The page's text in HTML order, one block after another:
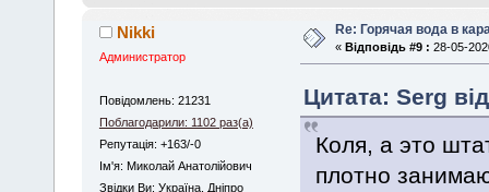
Nikki
Администратор
Повідомлень: 21231
Поблагодарили: 1102 раз(а)
Репутація: +163/-0
Iм'я: Миколай Анатолійович
Звідки Ви: Україна, Дніпро
Re: Горячая вода в
« Відповідь #9 : 28-05-
Цитата: Serg
Коля, а это
плотно